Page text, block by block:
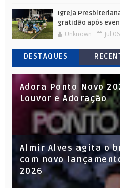
Igreja
gratidão após
Unknown Jul
DESTAQUES
Adora Ponto Novo
Louvor e Adoração
Almir Alves agita o
com novo
2026